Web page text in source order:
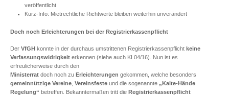
veröffentlicht
Kurz-Info: Mietrechtliche Richtwerte bleiben weiterhin unverändert
Doch noch Erleichterungen bei der Registrierkassenpflicht
Der VfGH konnte in der durchaus umstrittenen Registrierkassenpflicht keine
Verfassungswidrigkeit erkennen (siehe auch KI 04/16). Nun ist es
erfreulicherweise durch den
Ministerrat doch noch zu Erleichterungen gekommen, welche besonders
gemeinnützige Vereine Vereinsfeste und die sogenannte „Kalte-Hände
Regelung“ betreffen. Bekanntermaßen tritt die Registrierkassenpflicht